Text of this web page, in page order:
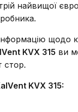
найвищої
щодо
KVX 315 ви
стор.
KVX 315: